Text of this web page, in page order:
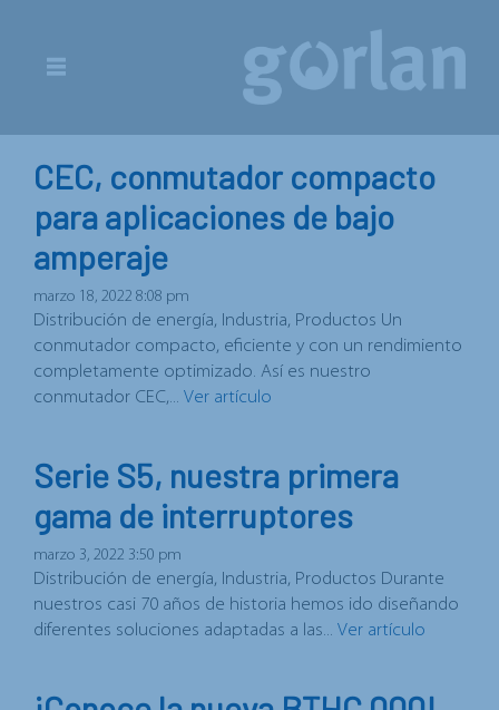
CEC, conmutador compacto
para aplicaciones de bajo
amperaje
marzo 18, 2022 8:08 pm
Distribución de energía, Industria, Productos Un
conmutador compacto, eficiente y con un rendimiento
completamente optimizado. Así es nuestro
conmutador CEC,... Ver artículo
Serie S5, nuestra primera
gama de interruptores
marzo 3, 2022 3:50 pm
Distribución de energía, Industria, Productos Durante
nuestros casi 70 años de historia hemos ido diseñando
diferentes soluciones adaptadas a las... Ver artículo